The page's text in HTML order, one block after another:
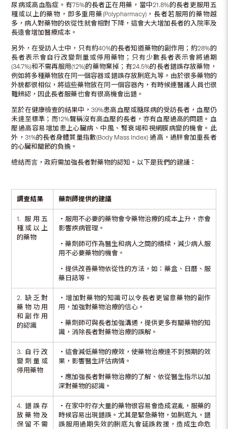
尿病或高血脂症。有75%的長者正在用藥，當中21.8%的長者更服用五
種或以上的藥物，即多重用藥(Polypharmacy)，長者若服用的藥物越
多，病人對藥物的依從性就會相對下降，這會大大增加長者的入院率及
長遠會增加醫療成本。
另外，在受訪人士中，只有約40%的長者知道藥物的副作用；約28%的
長者表示會自行改變劑量或停用藥物；只有少數長者表示會將過期
(34.7%)和不需再服用(12%)的藥物棄掉；有24.5%的長者錯誤存放藥物，
例如將多種藥物放在同一個容器或錯誤存放脷底丸等。由於很多藥物的
外貌都很相似，將這些藥物放在同一個容器內，有時候連醫護人員也很
難辨認，因此長者服藥也會有很高機會出錯。
至於在健康檢查的結果中，39%患高血壓或糖尿病的受訪長者，血壓仍
未達至標準；而12%聲稱沒有高血壓的長者，亦有血壓過高的問題。血
壓過高容易增加患上心臟病、中風、腎衰竭和視網膜病變的機會。此
外，31%的長者身體質量指數(Body Mass Index) 過高，過胖會加重長者
的心臟和關節的負擔。
總結而言，政府需加強長者對藥物的認知。以下是我們的建議：
調查結果 藥劑師提供的建議
1. 服用五
種或以上
的藥物
‧服用不必要的藥物會令藥物治療的成本上升，亦會
影響疾病管理。
‧藥劑師可作為醫生和病人之間的橋樑，減少病人服
用不必要藥物的機會。
‧提供改善藥物依從性的方法，如：藥盒、日曆、服
藥日誌等。
2. 缺乏對
藥物功用
和副作用
的認識
‧增加對藥物的知識可以令長者更留意藥物的副作
用，加強對藥物治療的信心。
‧藥劑師可與長者加強溝通，提供更多有關藥物的知
識，消除長者對藥物治療的誤解。
3. 自行改
變劑量或
停用藥物
‧這會減低藥物的療效，使藥物治療達不到預期的效
果，影響醫生評估病情。
‧應加強長者對藥物治療的了解、依從醫生指示以加
深對藥物的認識。
4. 錯誤存
放藥物及
保留不需
‧在家中貯存大量的藥物很容易會造成混亂，服藥的
時候容易出現錯誤。尤其是緊急藥物，如脷底丸，錯
誤服用過期失效的脷底丸會延誤救援，造成生命危